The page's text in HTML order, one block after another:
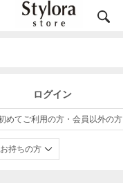
ログイン
めてご利用の方・会員以外の方
持ちの方